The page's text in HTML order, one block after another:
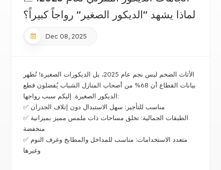
لماذا يشهد "الديكور الصغير" رواجاً كبيراً؟
Dec 08, 2025
الأثاث الضخم ليس نجم عام 2025، بل الديكورات الصغيرة! تُظهر
بيانات القطاع أن 68% من أصحاب المنازل الشباب يُفضلون قطع
الديكور الصغيرة. إليكم سبب رواجها:
✅ مناسب للتأجير: سهل الاستبدال دون إتلاف الجدران
✅ الطبقات الجمالية: تخلق مساحات ذات ملمس مميز بميزانية
منخفضة
✅ متعدد الاستخدامات: مناسب للمداخل والمطابخ وغرف النوم
وغيرها